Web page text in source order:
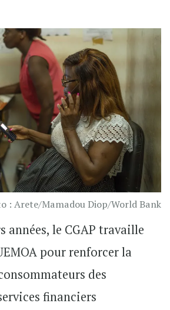
: Arete/Mamadou Diop/World Bank
années, le CGAP travaille
pour renforcer la
des
financiers